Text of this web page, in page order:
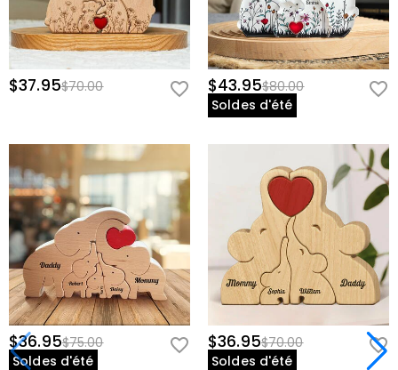
$37.95$70.00 $43.95$80.00
Soldes d'été
$36.95$75.00
Soldes d'été
$36.95$70.00
Soldes d'été